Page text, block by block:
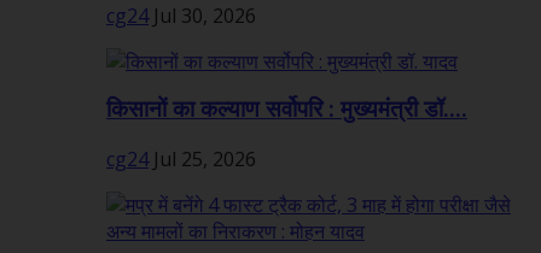
cg24 Jul 30, 2026
किसानों का कल्याण सर्वोपरि : मुख्यमंत्री डॉ....
cg24 Jul 25, 2026